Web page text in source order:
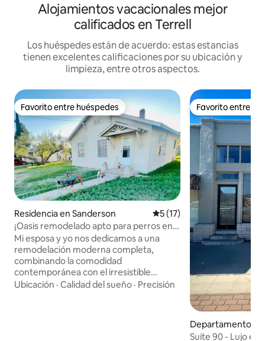
Alojamientos vacacionales mejor
calificados en Terrell
Los huéspedes están de acuerdo: estas estancias
tienen excelentes calificaciones por su ubicación y
limpieza, entre otros aspectos.
Favorito entre huéspedes
Favorito entre huéspedes
Residencia en Sanderson Calificación promedio: 5 de
5 (17)
¡Oasis remodelado apto para perros en
Texas!
Mi esposa y yo nos dedicamos a una
remodelación moderna completa,
combinando la comodidad
contemporánea con el irresistible
encanto del oeste de Texas para una
Ubicación · Calidad del sueño · Precisión
Favorito entre
Favorito entre
Departamento en
n
Suite 90 - Lujo en